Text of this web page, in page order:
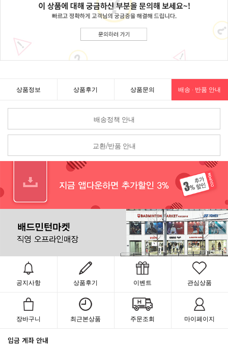
상품정보 상품후기 상품문의 배송 · 반품 안내
배송정책 안내
교환/반품 안내
공지사항 상품후기 이벤트 관심상품
장바구니 최근본상품 주문조회 마이페이지
입금 계좌 안내